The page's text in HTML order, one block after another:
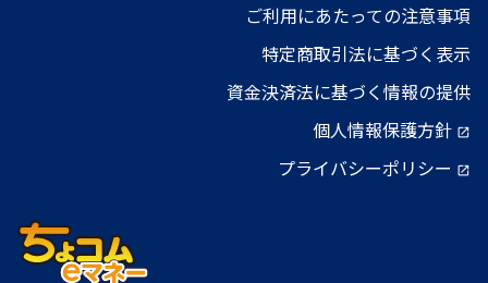
ご利用にあたっての注意事項
特定商取引法に基づく表示
資金決済法に基づく情報の提供
個人情報保護方針 open_in_new
プライバシーポリシー open_in_new